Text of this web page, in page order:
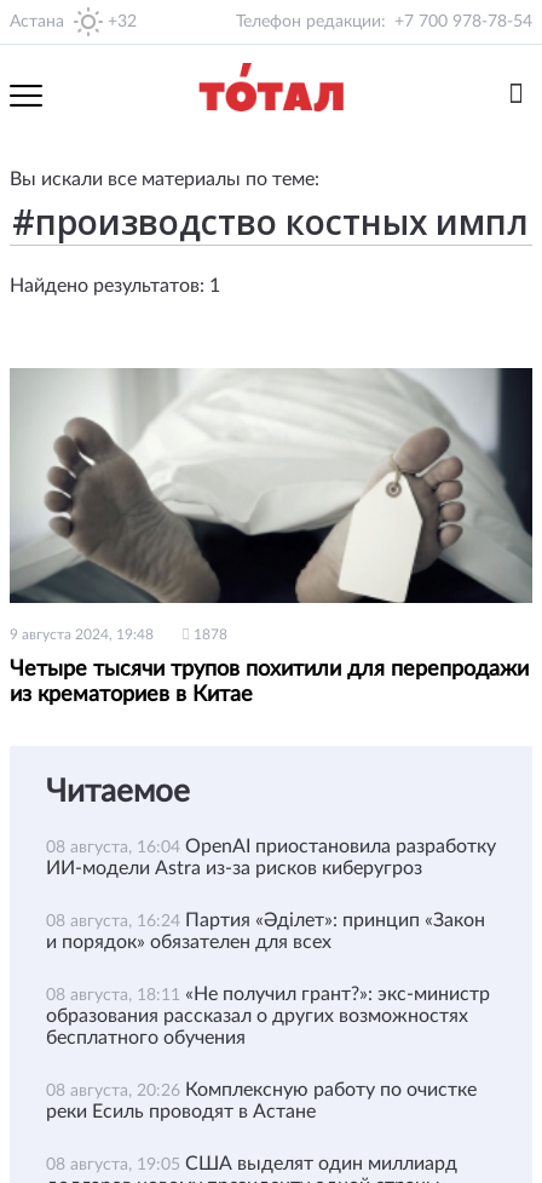
Астана +32 Телефон редакции: +7 700 978-78-54
Вы искали все материалы по теме:
Найдено результатов: 1
9 августа 2024, 19:48 1878
Четыре тысячи трупов похитили для перепродажи
из крематориев в Китае
Читаемое
08 августа, 16:04 OpenAI приостановила разработку
ИИ-модели Astra из-за рисков киберугроз
08 августа, 16:24 Партия «Әділет»: принцип «Закон
и порядок» обязателен для всех
08 августа, 18:11 «Не получил грант?»: экс-министр
образования рассказал о других возможностях
бесплатного обучения
08 августа, 20:26 Комплексную работу по очистке
реки Есиль проводят в Астане
08 августа, 19:05 США выделят один миллиард